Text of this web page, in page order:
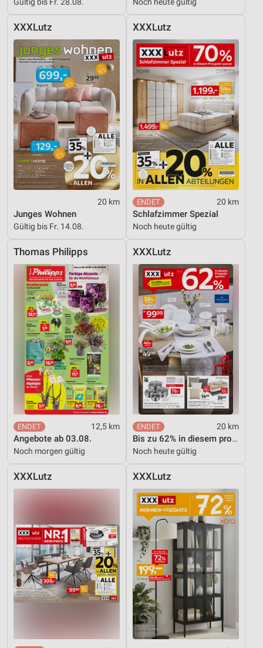
XXXLutz
20 km
Junges Wohnen
Gültig bis Fr. 14.08.
XXXLutz
20 km
Schlafzimmer Spezial
Noch heute gültig
Thomas Philipps
12,5 km
Angebote ab 03.08.
Noch morgen gültig
XXXLutz
20 km
Bis zu 62% in diesem prospekt
Noch heute gültig
XXXLutz XXXLutz